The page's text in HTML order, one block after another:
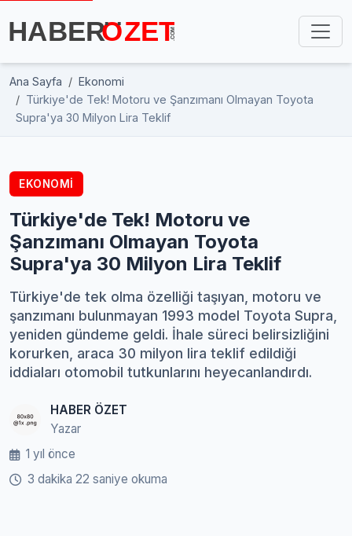
Ana Sayfa
Ekonomi
Türkiye'de Tek! Motoru ve Şanzımanı Olmayan Toyota
Supra'ya 30 Milyon Lira Teklif
EKONOMI
Türkiye'de Tek! Motoru ve
Şanzımanı Olmayan Toyota
Supra'ya 30 Milyon Lira Teklif
Türkiye'de tek olma özelliği taşıyan, motoru ve
şanzımanı bulunmayan 1993 model Toyota Supra,
yeniden gündeme geldi. İhale süreci belirsizliğini
korurken, araca 30 milyon lira teklif edildiği
iddiaları otomobil tutkunlarını heyecanlandırdı.
HABER ÖZET
Yazar
1 yıl önce
3 dakika 22 saniye okuma